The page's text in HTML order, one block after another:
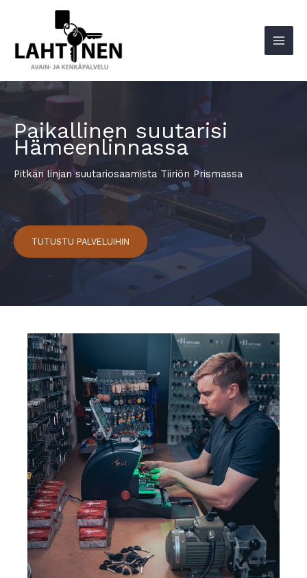
Paikallinen suutarisi
Hämeenlinnassa
Pitkän linjan suutariosaamista Tiiriön Prismassa
TUTUSTU PALVELUIHIN